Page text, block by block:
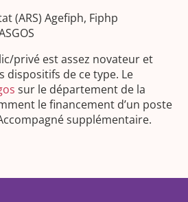
(ARS) Agefiph, Fiphp
privé est assez novateur et
dispositifs de ce type. Le
sur le département de la
le financement d’un poste
supplémentaire.